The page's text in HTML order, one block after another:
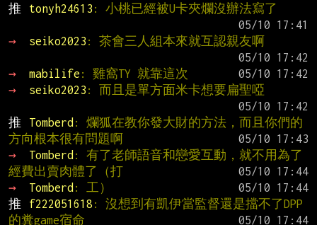
推
tonyh24613 : 小桃已經被U卡夾爛沒辦法寫了
→
seiko2023 : 茶會三人組本來就互認親友啊
→
mabilife : 雞窩TY 就靠這次
→
seiko2023 : 而且是單方面米卡想要扁聖啞
推
Tomberd : 爛狐在教你發大財的方法，而且你們的
方向根本很有問題啊
→
Tomberd : 有了老師語音和戀愛互動，就不用為了
經費出賣肉體了（打
→
Tomberd : 工）
推
f222051618 : 沒想到有凱伊當監督還是擋不了DPP
的糞game宿命